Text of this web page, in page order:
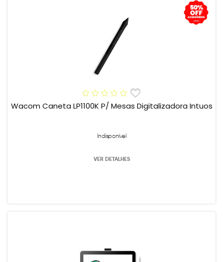
Wacom Caneta LP1100K P/ Mesas Digitalizadora Intuos
Indisponível
VER DETALHES